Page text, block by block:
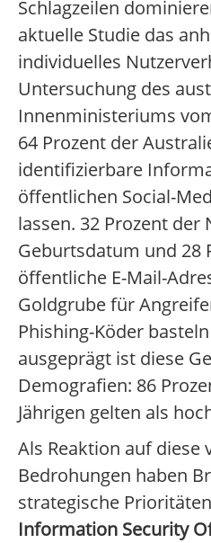
Schlagzeilen
aktuelle Studie das
individuelles
Untersuchung des
Innenministeriums
64 Prozent der
identifizierbare
öffentlichen Social-
lassen. 32 Prozent der
Geburtsdatum und 28
öffentliche E-Mail-
Goldgrube für
Phishing-Köder
ausgeprägt ist diese
Demografien: 86
Jährigen gelten als
Als Reaktion auf diese
Bedrohungen haben
strategische
Information Security